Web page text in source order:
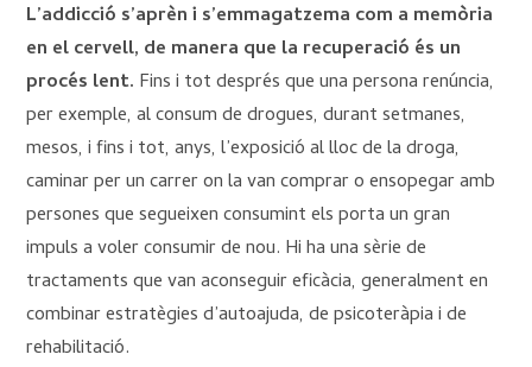
L’addicció s’aprèn i s’emmagatzema com a memòria
en el cervell, de manera que la recuperació és un
procés lent. Fins i tot després que una persona renúncia,
per exemple, al consum de drogues, durant setmanes,
mesos, i fins i tot, anys, l’exposició al lloc de la droga,
caminar per un carrer on la van comprar o ensopegar amb
persones que segueixen consumint els porta un gran
impuls a voler consumir de nou. Hi ha una sèrie de
tractaments que van aconseguir eficàcia, generalment en
combinar estratègies d’autoajuda, de psicoteràpia i de
rehabilitació.